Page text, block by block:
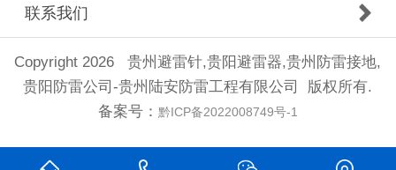
联系我们
Copyright 2026 贵州避雷针,贵阳避雷器,贵州防雷接地,
贵阳防雷公司-贵州陆安防雷工程有限公司 版权所有.
备案号： 黔ICP备2022008749号-1